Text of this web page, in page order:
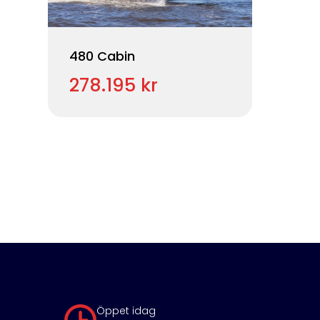
480 Cabin
278.195 kr
Öppet idag